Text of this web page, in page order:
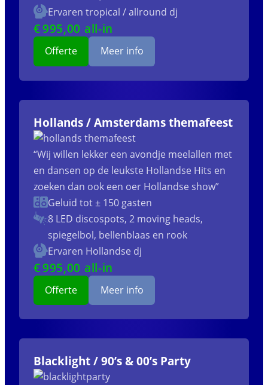
Ervaren tropical / allround dj
€995,00 all-in
Offerte Meer info
Hollands / Amsterdams themafeest
“Wij willen lekker een avondje meelallen met
en dansen op de leukste Hollandse Hits en
zoeken dan ook een oer Hollandse show”
Geluid tot ± 150 gasten
8 LED discospots, 2 moving heads,
spiegelbol, bellenblaas en rook
Ervaren Hollandse dj
€995,00 all-in
Offerte Meer info
Blacklight / 90’s & 00’s Party